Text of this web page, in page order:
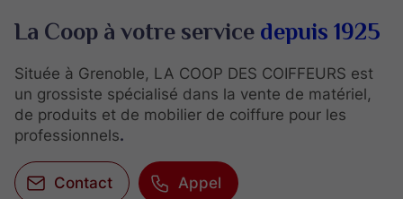
La Coop à votre service depuis 1925
Située à Grenoble, LA COOP DES COIFFEURS est
un grossiste spécialisé dans la vente de matériel,
de produits et de mobilier de coiffure pour les
professionnels.
Contact Appel